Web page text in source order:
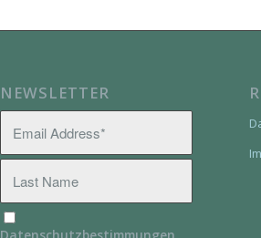
NEWSLETTER
Datenschutzbestimmungen